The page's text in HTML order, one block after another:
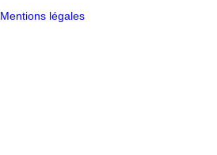
Mentions légales